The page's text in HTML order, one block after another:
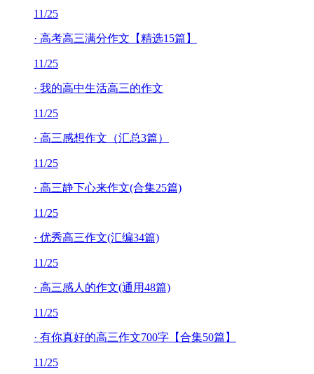
11/25
· 高考高三满分作文【精选15篇】
11/25
· 我的高中生活高三的作文
11/25
· 高三感想作文（汇总3篇）
11/25
· 高三静下心来作文(合集25篇)
11/25
· 优秀高三作文(汇编34篇)
11/25
· 高三感人的作文(通用48篇)
11/25
· 有你真好的高三作文700字【合集50篇】
11/25